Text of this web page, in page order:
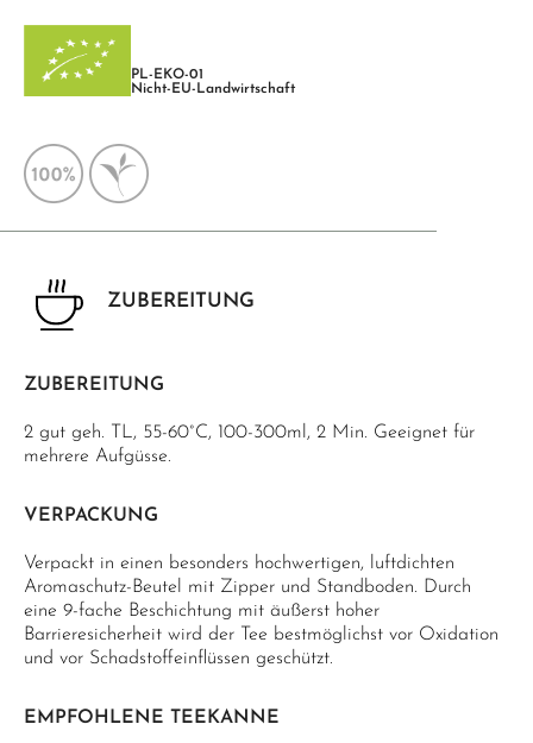
PL-EKO-01
Nicht-EU-Landwirtschaft
ZUBEREITUNG
ZUBEREITUNG
2 gut geh. TL, 55-60°C, 100-300ml, 2 Min. Geeignet für
mehrere Aufgüsse.
VERPACKUNG
Verpackt in einen besonders hochwertigen, luftdichten
Aromaschutz-Beutel mit Zipper und Standboden. Durch
eine 9-fache Beschichtung mit äußerst hoher
Barrieresicherheit wird der Tee bestmöglichst vor Oxidation
und vor Schadstoffeinflüssen geschützt.
EMPFOHLENE TEEKANNE